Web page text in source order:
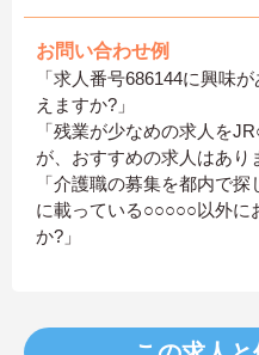
お問い合わせ例
「求人番号686144に興味
えますか?」
「残業が少なめの求人を
が、おすすめの求人はあり
「介護職の募集を都内で
に載っている○○○○○以外に
か?」